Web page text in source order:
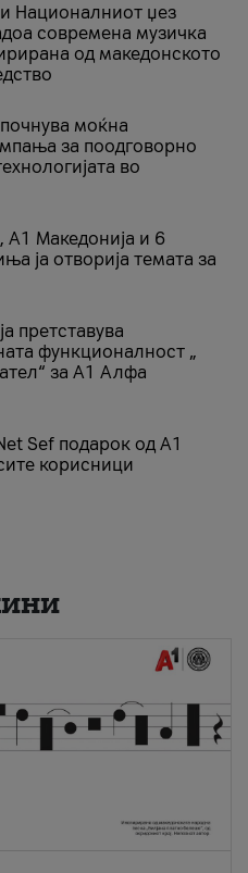
Националниот џез
современа музичка
од македонското
моќна
за поодговорно
во
A1 Македонија и 6
ја отворија темата за
претставува
функционалност „
за А1 Алфа
Sеf подарок од А1
корисници